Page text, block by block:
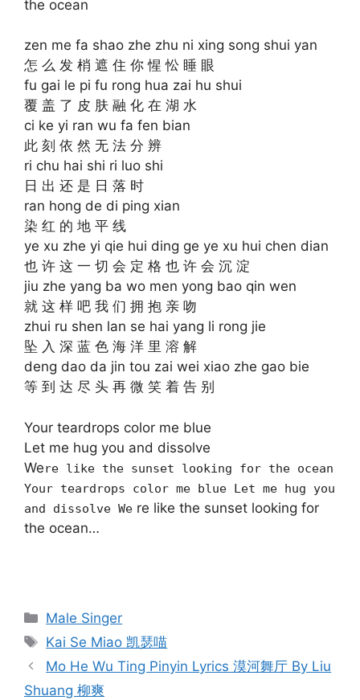
the ocean
zen me fa shao zhe zhu ni xing song shui yan
怎 么 发 梢 遮 住 你 惺 忪 睡 眼
fu gai le pi fu rong hua zai hu shui
覆 盖 了 皮 肤 融 化 在 湖 水
ci ke yi ran wu fa fen bian
此 刻 依 然 无 法 分 辨
ri chu hai shi ri luo shi
日 出 还 是 日 落 时
ran hong de di ping xian
染 红 的 地 平 线
ye xu zhe yi qie hui ding ge ye xu hui chen dian
也 许 这 一 切 会 定 格 也 许 会 沉 淀
jiu zhe yang ba wo men yong bao qin wen
就 这 样 吧 我 们 拥 抱 亲 吻
zhui ru shen lan se hai yang li rong jie
坠 入 深 蓝 色 海 洋 里 溶 解
deng dao da jin tou zai wei xiao zhe gao bie
等 到 达 尽 头 再 微 笑 着 告 别
Your teardrops color me blue
Let me hug you and dissolve
Were like the sunset looking for the ocean
Your teardrops color me blue Let me hug you
and dissolve We re like the sunset looking for
the ocean…
Categories
Male Singer
Tags
Kai Se Miao 凯瑟喵
Post
navigation
Mo He Wu Ting Pinyin Lyrics 漠河舞厅 By Liu
Shuang 柳爽